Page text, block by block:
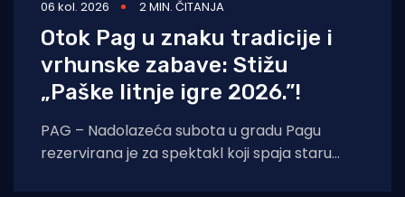
06 kol. 2026 2 MIN. ČITANJA
Otok Pag u znaku tradicije i
vrhunske zabave: Stižu
„Paške litnje igre 2026.”!
PAG – Nadolazeća subota u gradu Pagu
rezervirana je za spektakl koji spaja staru